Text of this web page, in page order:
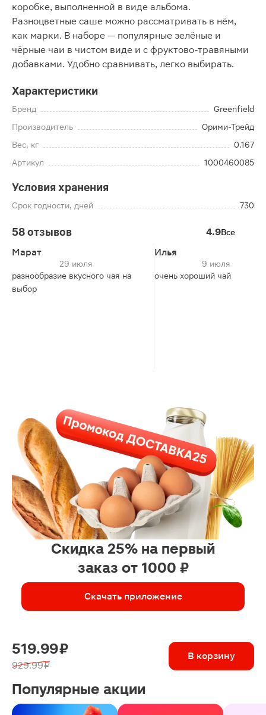
коробке, выполненной в виде альбома.
Разноцветные саше можно рассматривать в нём,
как марки. В наборе — популярные зелёные и
чёрные чаи в чистом виде и с фруктово-травяными
добавками. Удобно сравнивать, легко выбирать.
Характеристики
Бренд
Greenfield
Производитель
Орими-Трейд
Вес, кг
0.167
Артикул
1000460085
Условия хранения
Срок годности, дней 730
58 отзывов 4.9Все
Марат
29 июля
разнообразие вкусного чая на
выбор
Илья
9 июля
очень хороший чай
Скидка 25% на первый
заказ от 1000 ₽
Скачать приложение
519.99 ₽
929.99 ₽
В корзину
Популярные акции